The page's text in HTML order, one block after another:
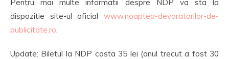
Pentru mai multe informatii despre NDP va sta la
dispozitie site-ul oficial www.noaptea-devoratorilor-de-
publicitate.ro
Update: Biletul la NDP costa 35 lei (anul trecut a fost 30